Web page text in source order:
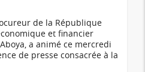
de la République
et financier
Aboya, a animé ce mercredi
de presse consacrée à la